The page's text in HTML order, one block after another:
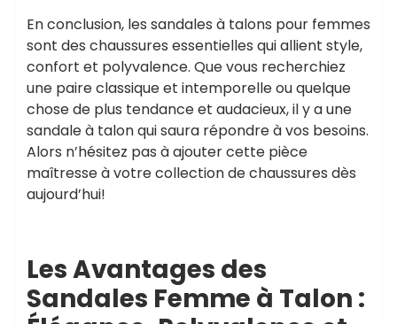
En conclusion, les sandales à talons pour femmes
sont des chaussures essentielles qui allient style,
confort et polyvalence. Que vous recherchiez
une paire classique et intemporelle ou quelque
chose de plus tendance et audacieux, il y a une
sandale à talon qui saura répondre à vos besoins.
Alors n’hésitez pas à ajouter cette pièce
maîtresse à votre collection de chaussures dès
aujourd’hui!
Les Avantages des
Sandales Femme à Talon :